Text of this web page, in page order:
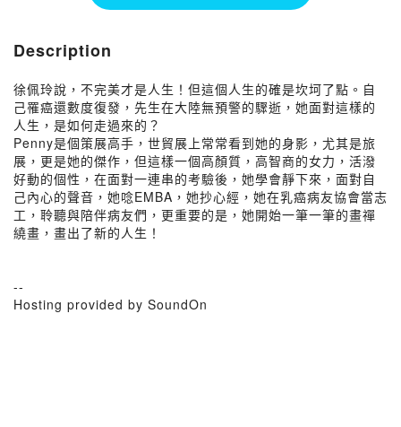
Description
徐佩玲說，不完美才是人生！但這個人生的確是坎坷了點。自
己罹癌還數度復發，先生在大陸無預警的驟逝，她面對這樣的
人生，是如何走過來的？
Penny是個策展高手，世貿展上常常看到她的身影，尤其是旅
展，更是她的傑作，但這樣一個高顏質，高智商的女力，活潑
好動的個性，在面對一連串的考驗後，她學會靜下來，面對自
己內心的聲音，她唸EMBA，她抄心經，她在乳癌病友協會當志
工，聆聽與陪伴病友們，更重要的是，她開始一筆一筆的畫禪
繞畫，畫出了新的人生！
--
Hosting provided by SoundOn